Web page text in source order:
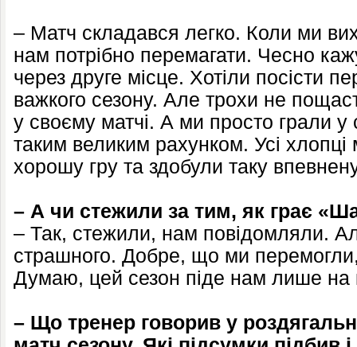
– Матч складався легко. Коли ми
нам потрібно перемагати. Чесно
через друге місце. Хотіли посісти
важкого сезону. Але трохи не
у своєму матчі. А ми просто грали у
таким великим рахунком. Усі
хорошу гру та здобули таку
– А чи стежили за тим, як грає
– Так, стежили, нам повідомляли.
страшного. Добре, що ми
Думаю, цей сезон піде нам лише на
– Що тренер говорив у